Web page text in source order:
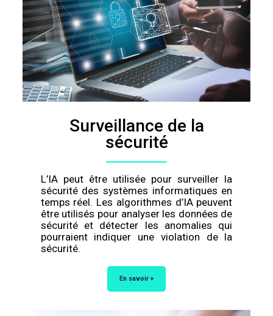
Surveillance de la
sécurité
L’IA peut être utilisée pour surveiller la
sécurité des systèmes informatiques en
temps réel. Les algorithmes d’IA peuvent
être utilisés pour analyser les données de
sécurité et détecter les anomalies qui
pourraient indiquer une violation de la
sécurité.
En savoir +